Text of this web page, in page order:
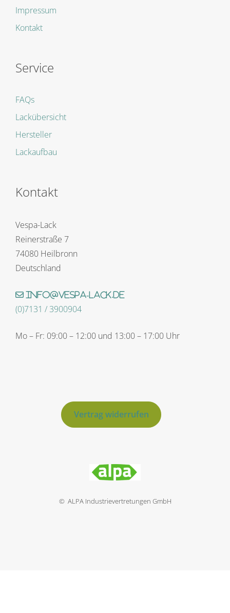
Impressum
Kontakt
Service
FAQs
Lackübersicht
Hersteller
Lackaufbau
Kontakt
Vespa-Lack
Reinerstraße 7
74080 Heilbronn
Deutschland
info@vespa-lack.de
(0)7131 / 3900904
Mo – Fr: 09:00 – 12:00 und 13:00 – 17:00 Uhr
Vertrag widerrufen
© ALPA Industrievertretungen GmbH